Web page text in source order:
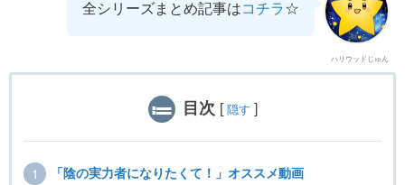
ハリウッドじゅん
全シリーズまとめ記事はコチラ☆
目次 [ 隠す ]
「陰の実力者になりたくて！」オススメ動画